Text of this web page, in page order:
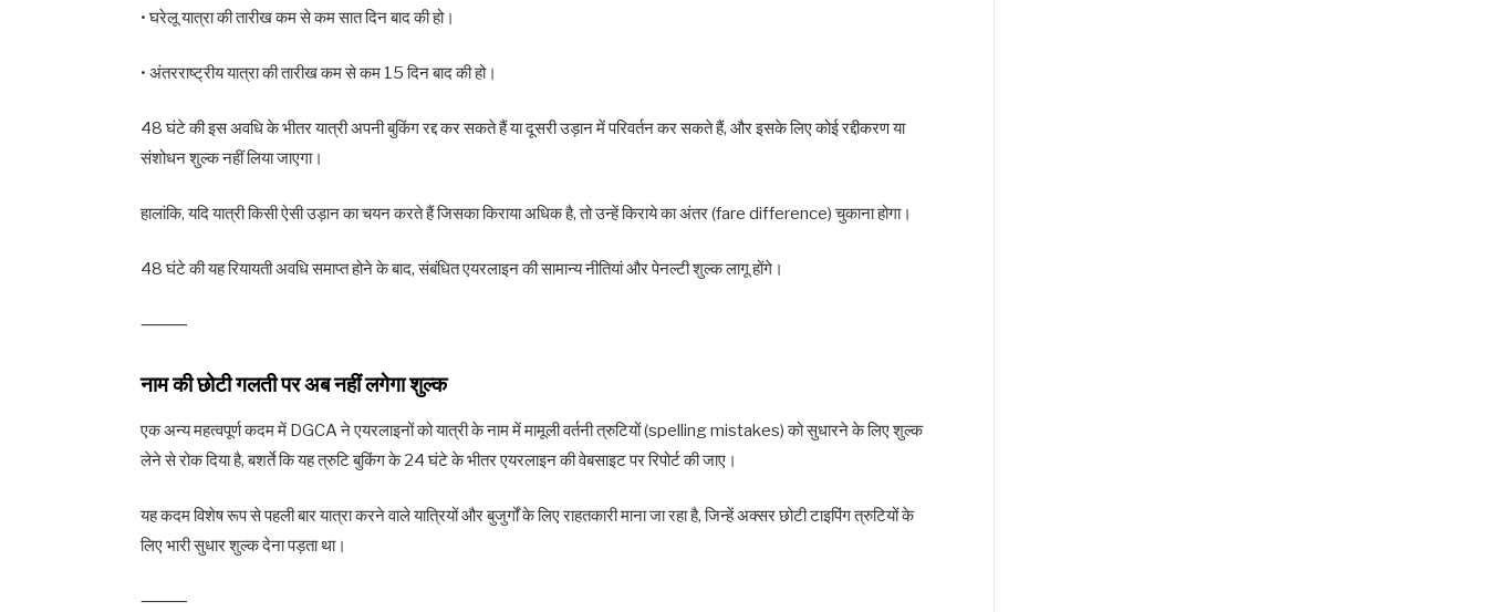
• घरेलू यात्रा की तारीख कम से कम सात दिन बाद की हो।
• अंतरराष्ट्रीय यात्रा की तारीख कम से कम 15 दिन बाद की हो।
48 घंटे की इस अवधि के भीतर यात्री अपनी बुकिंग रद्द कर सकते हैं या दूसरी उड़ान में परिवर्तन कर सकते हैं, और इसके लिए कोई रद्दीकरण या
संशोधन शुल्क नहीं लिया जाएगा।
हालांकि, यदि यात्री किसी ऐसी उड़ान का चयन करते हैं जिसका किराया अधिक है, तो उन्हें किराये का अंतर (fare difference) चुकाना होगा।
48 घंटे की यह रियायती अवधि समाप्त होने के बाद, संबंधित एयरलाइन की सामान्य नीतियां और पेनल्टी शुल्क लागू होंगे।
⸻
नाम की छोटी गलती पर अब नहीं लगेगा शुल्क
एक अन्य महत्वपूर्ण कदम में DGCA ने एयरलाइनों को यात्री के नाम में मामूली वर्तनी त्रुटियों (spelling mistakes) को सुधारने के लिए शुल्क
लेने से रोक दिया है, बशर्ते कि यह त्रुटि बुकिंग के 24 घंटे के भीतर एयरलाइन की वेबसाइट पर रिपोर्ट की जाए।
यह कदम विशेष रूप से पहली बार यात्रा करने वाले यात्रियों और बुजुर्गों के लिए राहतकारी माना जा रहा है, जिन्हें अक्सर छोटी टाइपिंग त्रुटियों के
लिए भारी सुधार शुल्क देना पड़ता था।
⸻